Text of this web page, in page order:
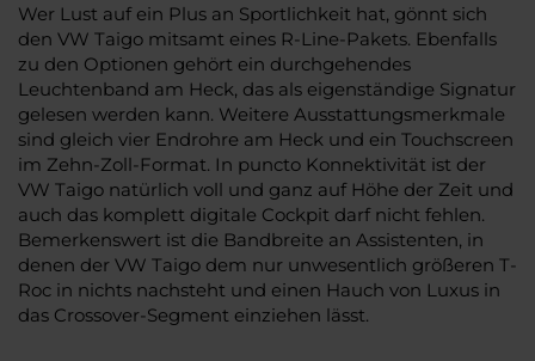
Wer Lust auf ein Plus an Sportlichkeit hat, gönnt sich
den VW Taigo mitsamt eines R-Line-Pakets. Ebenfalls
zu den Optionen gehört ein durchgehendes
Leuchtenband am Heck, das als eigenständige Signatur
gelesen werden kann. Weitere Ausstattungsmerkmale
sind gleich vier Endrohre am Heck und ein Touchscreen
im Zehn-Zoll-Format. In puncto Konnektivität ist der
VW Taigo natürlich voll und ganz auf Höhe der Zeit und
auch das komplett digitale Cockpit darf nicht fehlen.
Bemerkenswert ist die Bandbreite an Assistenten, in
denen der VW Taigo dem nur unwesentlich größeren T-
Roc in nichts nachsteht und einen Hauch von Luxus in
das Crossover-Segment einziehen lässt.